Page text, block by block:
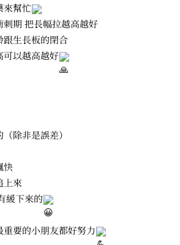
來幫忙
期 把長幅拉越高越好
跟生長板的閉合
可以越高越好
除非是誤差）
快
上來
緩下來的
要的小朋友都好努力